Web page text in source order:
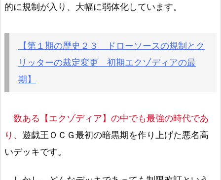
的に規制が入り、大幅に弱体化しています。
【第１期の歴史２３ ドローソースの規制とク
リッターの裁定変更 初期エクゾディアの最
期】
数ある【エクゾディア】の中でも最強の時代であ
り、 遊戯王ＯＣＧ最初の暗黒期を作り上げた悪名高
いデッキです。